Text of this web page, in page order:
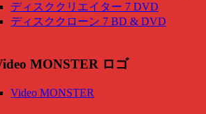
ディスククリエイター 7 DVD
ディスククローン 7 BD & DVD
Video MONSTER